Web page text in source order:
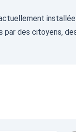
des citoyens,